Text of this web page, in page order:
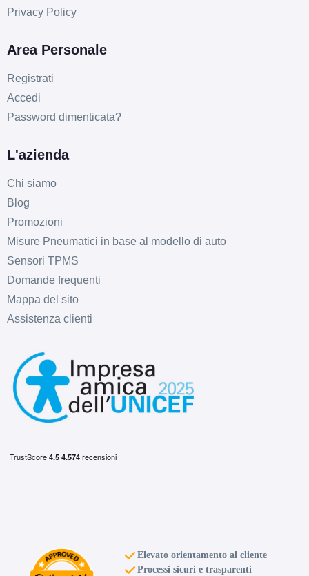
C
Privacy Policy
Area Personale
Registrati
Accedi
Password dimenticata?
L'azienda
Chi siamo
Blog
Promozioni
Misure Pneumatici in base al modello di auto
Sensori TPMS
Domande frequenti
Mappa del sito
Assistenza clienti
Elevato orientamento al cliente
Processi sicuri e trasparenti